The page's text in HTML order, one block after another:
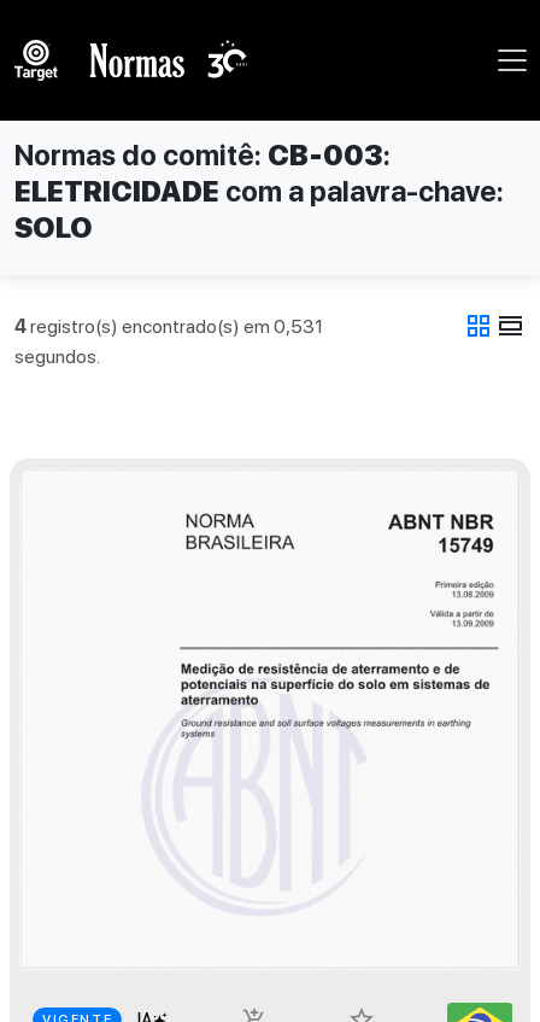
Normas do comitê: CB-003:
ELETRICIDADE com a palavra-chave:
SOLO
4registro(s) encontrado(s) em 0,531
segundos.
grid_view view_day